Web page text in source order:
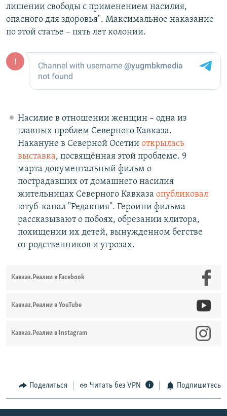
лишении свободы с применением насилия,
опасного для здоровья". Максимальное наказание
по этой статье – пять лет колонии.
Насилие в отношении женщин – одна из
главных проблем Северного Кавказа.
Накануне в Северной Осетии открылась
выставка, посвящённая этой проблеме. 9
марта документальный фильм о
пострадавших от домашнего насилия
жительницах Северного Кавказа опубликовал
ютуб-канал "Редакция". Героини фильма
рассказывают о побоях, обрезании клитора,
похищении их детей, вынужденном бегстве
от родственников и угрозах.
Кавказ.Реалии в Facebook
Кавказ.Реалии в YouTube
Кавказ.Реалии в Instagram
Поделиться Читать без VPN Подпишитесь